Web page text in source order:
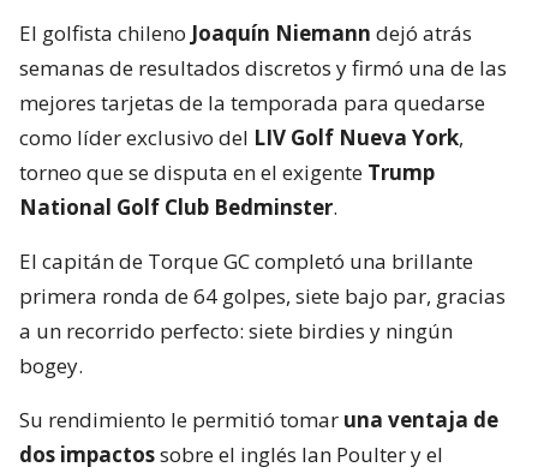
El golfista chileno Joaquín Niemann dejó atrás
semanas de resultados discretos y firmó una de las
mejores tarjetas de la temporada para quedarse
como líder exclusivo del LIV Golf Nueva York,
torneo que se disputa en el exigente Trump
National Golf Club Bedminster.
El capitán de Torque GC completó una brillante
primera ronda de 64 golpes, siete bajo par, gracias
a un recorrido perfecto: siete birdies y ningún
bogey.
Su rendimiento le permitió tomar una ventaja de
dos impactossobre el inglés Ian Poulter y el